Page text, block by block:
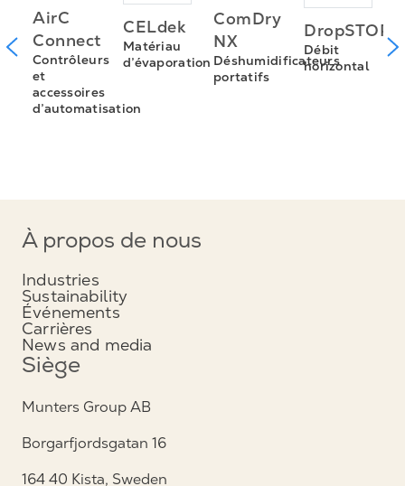
AirC
Connect
Contrôleurs
et
accessoires
d’automatisation
CELdek
Matériau
d’évaporation
ComDry
NX
Déshumidificateurs
portatifs
DropSTOP
Débit
horizontal
À propos de nous
Industries
Sustainability
Événements
Carrières
News and media
Siège
Munters Group AB
Borgarfjordsgatan 16
164 40 Kista, Sweden